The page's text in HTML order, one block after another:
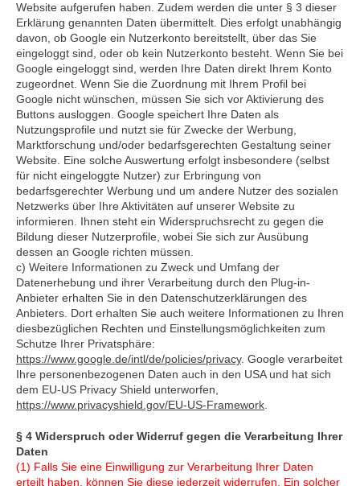
Website aufgerufen haben. Zudem werden die unter § 3 dieser
Erklärung genannten Daten übermittelt. Dies erfolgt unabhängig
davon, ob Google ein Nutzerkonto bereitstellt, über das Sie
eingeloggt sind, oder ob kein Nutzerkonto besteht. Wenn Sie bei
Google eingeloggt sind, werden Ihre Daten direkt Ihrem Konto
zugeordnet. Wenn Sie die Zuordnung mit Ihrem Profil bei
Google nicht wünschen, müssen Sie sich vor Aktivierung des
Buttons ausloggen. Google speichert Ihre Daten als
Nutzungsprofile und nutzt sie für Zwecke der Werbung,
Marktforschung und/oder bedarfsgerechten Gestaltung seiner
Website. Eine solche Auswertung erfolgt insbesondere (selbst
für nicht eingeloggte Nutzer) zur Erbringung von
bedarfsgerechter Werbung und um andere Nutzer des sozialen
Netzwerks über Ihre Aktivitäten auf unserer Website zu
informieren. Ihnen steht ein Widerspruchsrecht zu gegen die
Bildung dieser Nutzerprofile, wobei Sie sich zur Ausübung
dessen an Google richten müssen.
c) Weitere Informationen zu Zweck und Umfang der
Datenerhebung und ihrer Verarbeitung durch den Plug-in-
Anbieter erhalten Sie in den Datenschutzerklärungen des
Anbieters. Dort erhalten Sie auch weitere Informationen zu Ihren
diesbezüglichen Rechten und Einstellungsmöglichkeiten zum
Schutze Ihrer Privatsphäre:
https://www.google.de/intl/de/policies/privacy. Google verarbeitet
Ihre personenbezogenen Daten auch in den USA und hat sich
dem EU-US Privacy Shield unterworfen,
https://www.privacyshield.gov/EU-US-Framework.
§ 4 Widerspruch oder Widerruf gegen die Verarbeitung Ihrer
Daten
(1) Falls Sie eine Einwilligung zur Verarbeitung Ihrer Daten
erteilt haben, können Sie diese jederzeit widerrufen. Ein solcher